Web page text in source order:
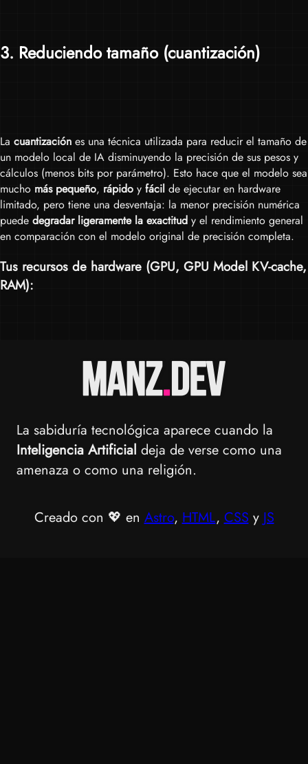
3. Reduciendo tamaño (cuantización)
La cuantización es una técnica utilizada para reducir el tamaño de
un modelo local de IA disminuyendo la precisión de sus pesos y
cálculos (menos bits por parámetro). Esto hace que el modelo sea
mucho más pequeño, rápido y fácil de ejecutar en hardware
limitado, pero tiene una desventaja: la menor precisión numérica
puede degradar ligeramente la exactitud y el rendimiento general
en comparación con el modelo original de precisión completa.
Tus recursos de hardware (GPU, GPU Model KV-cache,
RAM):
La sabiduría tecnológica aparece cuando la
Inteligencia Artificial deja de verse como una
amenaza o como una religión.
Creado con 💖 en Astro, HTML, CSS y JS